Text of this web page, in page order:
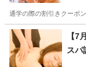
通学の際の割引きクーポ
大阪 大阪市 マ
【7
スパ